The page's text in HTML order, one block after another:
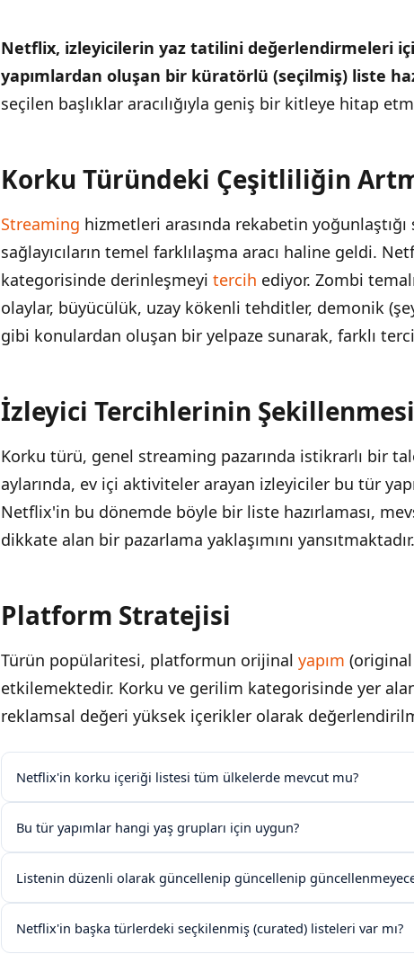
Netflix, izleyicilerin yaz tatilini değerlendirmeleri
yapımlardan oluşan bir küratörlü (seçilmiş) liste
seçilen başlıklar aracılığıyla geniş bir kitleye hitap
İÇINDEKILER ›
Korku Türündeki Çeşitliliğin Artması
Platform Stratejisi
Korku Türündeki Çeşitliliğin
Streaming hizmetleri arasında rekabetin yoğunlaştığı
sağlayıcıların temel farklılaşma aracı haline geldi.
kategorisinde derinleşmeyi tercih ediyor. Zombi
olaylar, büyücülük, uzay kökenli tehditler, demonik
gibi konulardan oluşan bir yelpaze sunarak, farklı
İzleyici Tercihlerinin Şekillenmesi
Korku türü, genel streaming pazarında istikrarlı bir
aylarında, ev içi aktiviteler arayan izleyiciler bu tür
Netflix'in bu dönemde böyle bir liste hazırlaması,
dikkate alan bir pazarlama yaklaşımını yansıtmaktadır.
Platform Stratejisi
Türün popülaritesi, platformun orijinal yapım (original
etkilemektedir. Korku ve gerilim kategorisinde yer alan
reklamsal değeri yüksek içerikler olarak
Netflix'in korku içeriği listesi tüm ülkelerde mevcut mu?
Bu tür yapımlar hangi yaş grupları için uygun?
Listenin düzenli olarak güncellenip güncellenip
Netflix'in başka türlerdeki seçkilenmiş (curated) listeleri var mı?